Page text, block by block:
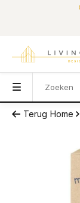
Terug Home